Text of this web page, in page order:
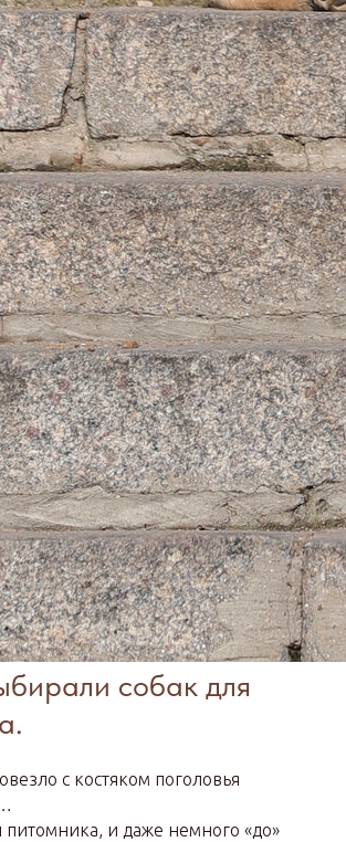
собак для
с костяком поголовья
питомника, и даже немного «до»